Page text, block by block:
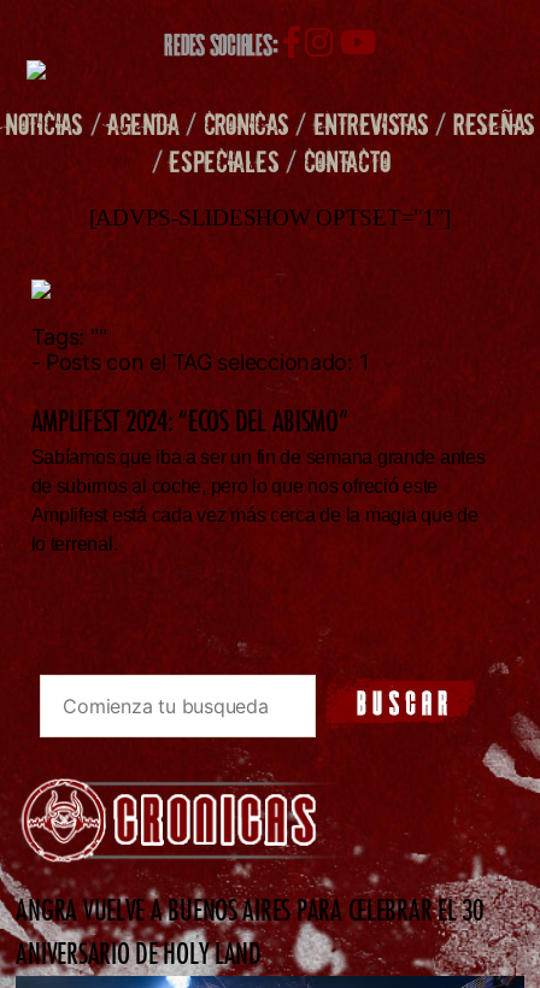
REDES SOCIALES:
NOTICIAS /AGENDA/ CRONICAS/ENTREVISTAS/RESEÑAS
/ESPECIALES/ CONTACTO
[ADVPS-SLIDESHOW OPTSET="1"]
Tags: ""
- Posts con el TAG seleccionado: 1
AMPLIFEST 2024: “ECOS DEL ABISMO”
Sabíamos que iba a ser un fin de semana grande antes
de subirnos al coche, pero lo que nos ofreció este
Amplifest está cada vez más cerca de la magia que de
lo terrenal.
ANGRA VUELVE A BUENOS AIRES PARA CELEBRAR EL 30
ANIVERSARIO DE HOLY LAND